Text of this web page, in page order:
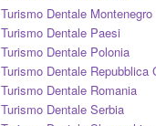
Turismo Dentale Montenegro
Turismo Dentale Paesi
Turismo Dentale Polonia
Turismo Dentale Repubblica
Turismo Dentale Romania
Turismo Dentale Serbia